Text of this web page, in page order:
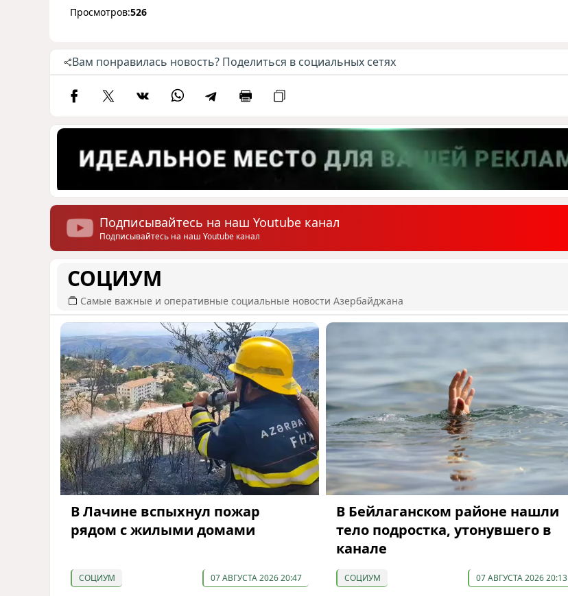
Просмотров:526
Вам понравилась новость? Поделиться в социальных сетях
Подписывайтесь на наш Youtube канал
Подписывайтесь на наш Youtube канал
СОЦИУМ
Самые важные и оперативные социальные новости Азербайджана
В Лачине вспыхнул пожар
рядом с жилыми домами
СОЦИУМ 07 АВГУСТА 2026 20:47
В Бейлаганском районе нашли
тело подростка, утонувшего в
канале
СОЦИУМ 07 АВГУСТА 2026 20:13